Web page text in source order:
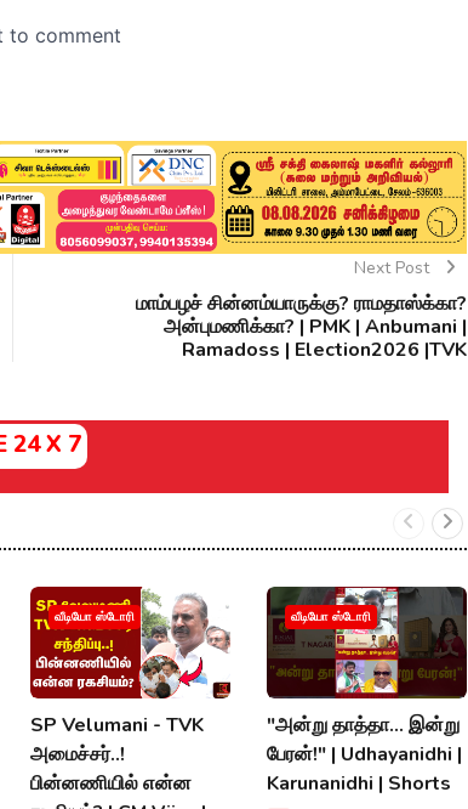
Next Post
மாம்பழச் சின்னம்யாருக்கு? ராமதாஸ்க்கா?
அன்புமணிக்கா? | PMK | Anbumani |
Ramadoss | Election2026 |TVK
24 X 7
வீடியோ ஸ்டோரி
SP Velumani - TVK
அமைச்சர்..!
பின்னணியில் என்ன
வீடியோ ஸ்டோரி
"அன்று தாத்தா... இன்று
பேரன்!" | Udhayanidhi |
Karunanidhi | Shorts